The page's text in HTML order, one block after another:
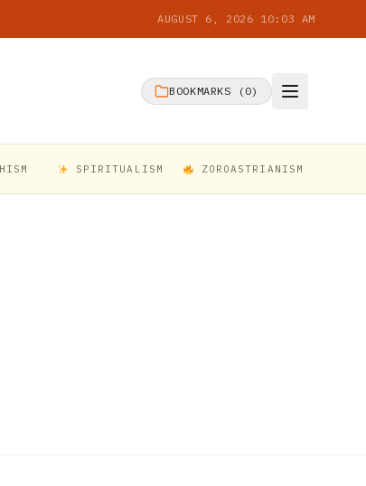
AUGUST 6, 2026 10:03 AM
BOOKMARKS ( 0)
SPIRITUALISM ZOROASTRIANISM